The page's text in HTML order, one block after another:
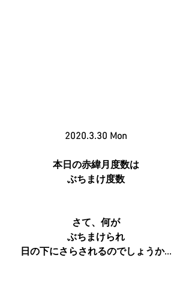
2020.3.30 Mon
本日の赤緯月度数は
ぶちまけ度数
さて、何が
ぶちまけられ
日の下にさらされるのでしょうか...